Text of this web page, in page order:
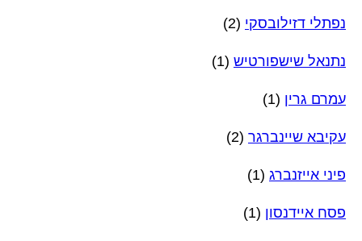
נפתלי דזילובסקי (2)
נתנאל שישפורטיש (1)
עמרם גרין (1)
עקיבא שיינברגר (2)
פיני אייזנברג (1)
פסח איידנסון (1)